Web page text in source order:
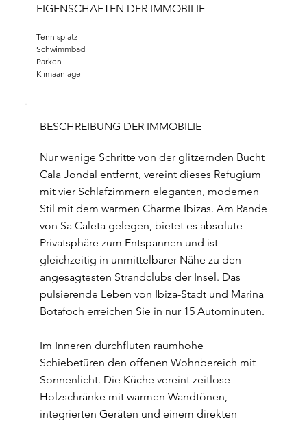
EIGENSCHAFTEN DER IMMOBILIE
Tennisplatz
Schwimmbad
Parken
Klimaanlage
BESCHREIBUNG DER IMMOBILIE
Nur wenige Schritte von der glitzernden Bucht
Cala Jondal entfernt, vereint dieses Refugium
mit vier Schlafzimmern eleganten, modernen
Stil mit dem warmen Charme Ibizas. Am Rande
von Sa Caleta gelegen, bietet es absolute
Privatsphäre zum Entspannen und ist
gleichzeitig in unmittelbarer Nähe zu den
angesagtesten Strandclubs der Insel. Das
pulsierende Leben von Ibiza-Stadt und Marina
Botafoch erreichen Sie in nur 15 Autominuten.
Im Inneren durchfluten raumhohe
Schiebetüren den offenen Wohnbereich mit
Sonnenlicht. Die Küche vereint zeitlose
Holzschränke mit warmen Wandtönen,
integrierten Geräten und einem direkten